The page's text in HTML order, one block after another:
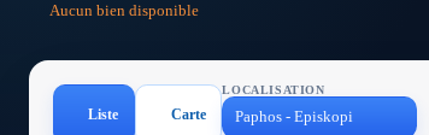
Aucun bien disponible
Liste Carte
LOCALISATION
Paphos - Episkopi